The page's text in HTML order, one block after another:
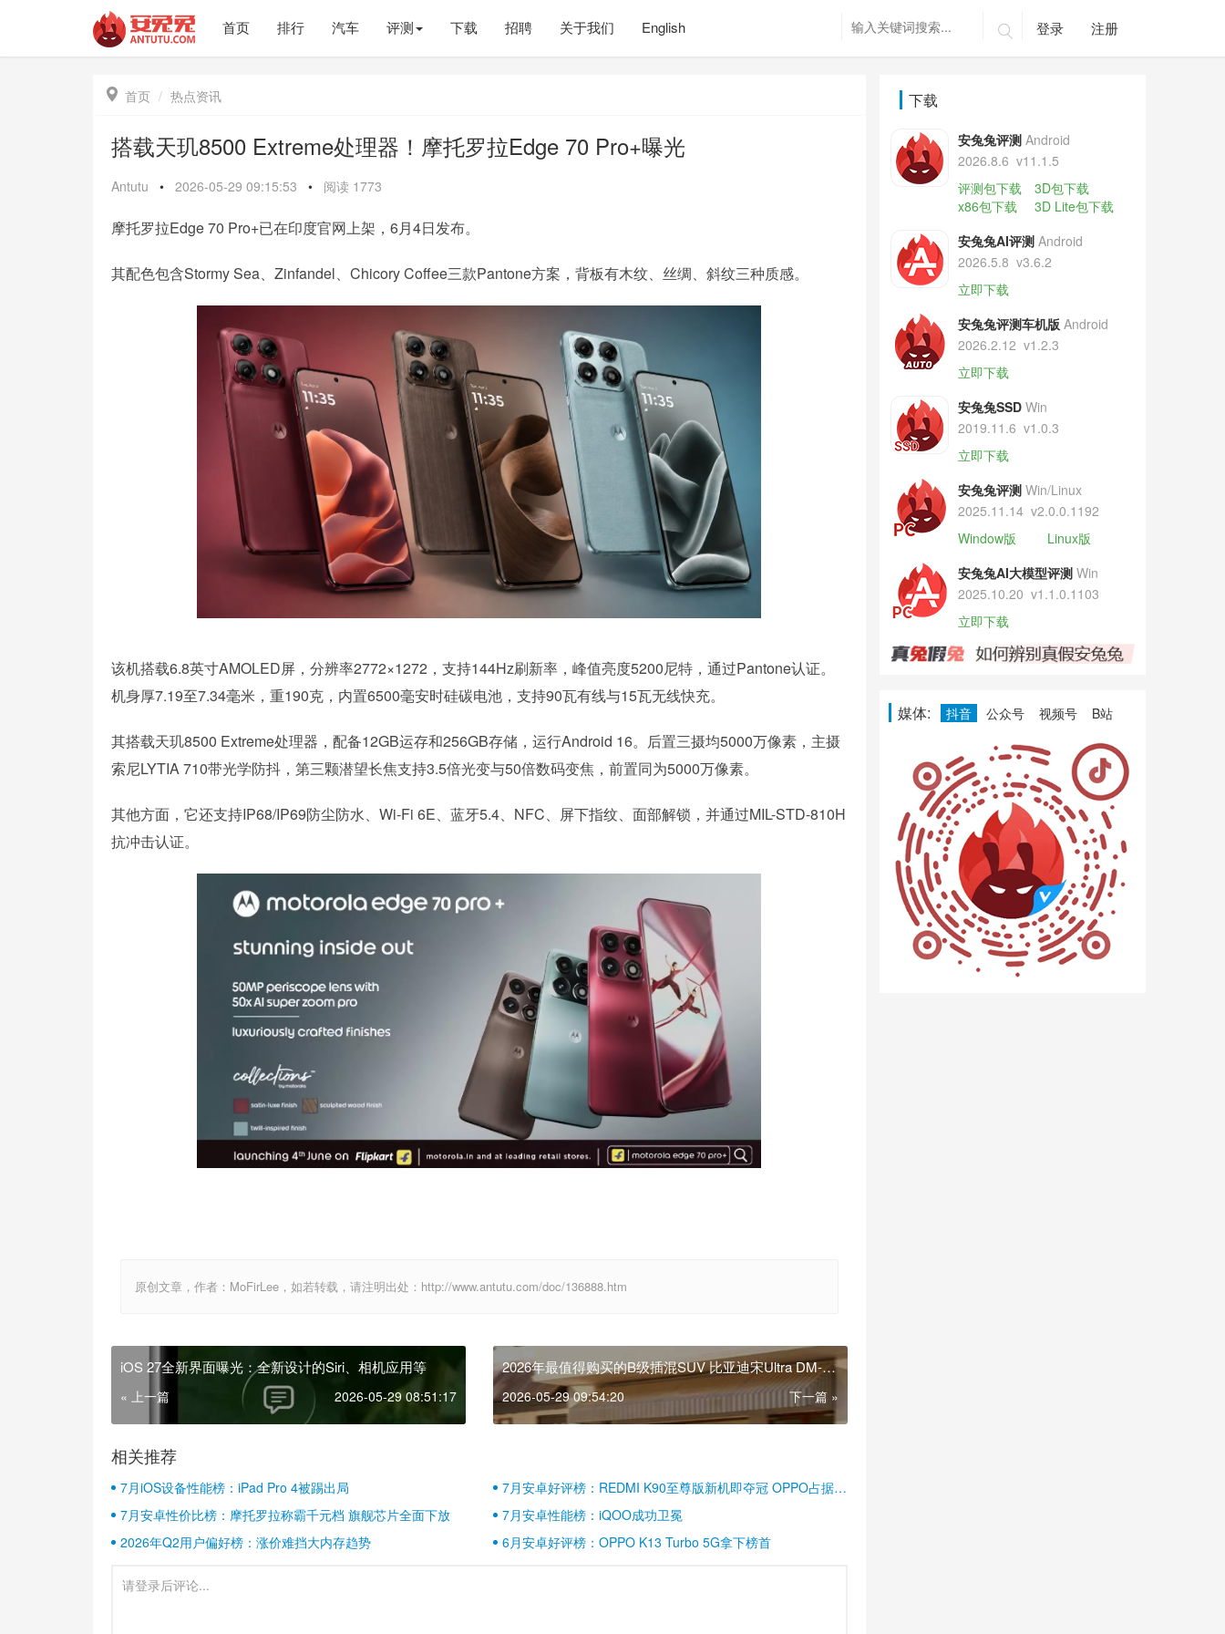
首页 排行 汽车 评测 下载 招聘 关于我们 English  登录 注册
 首页 热点资讯
搭载天玑8500 Extreme处理器！摩托罗拉Edge 70 Pro+曝光
Antutu • 2026-05-29 09:15:53 • 阅读 1773
摩托罗拉Edge 70 Pro+已在印度官网上架，6月4日发布。
其配色包含Stormy Sea、Zinfandel、Chicory Coffee三款Pantone方案，背板有木纹、丝绸、斜纹三种质感。
该机搭载6.8英寸AMOLED屏，分辨率2772×1272，支持144Hz刷新率，峰值亮度5200尼特，通过Pantone认证。
机身厚7.19至7.34毫米，重190克，内置6500毫安时硅碳电池，支持90瓦有线与15瓦无线快充。
其搭载天玑8500 Extreme处理器，配备12GB运存和256GB存储，运行Android 16。后置三摄均5000万像素，主摄
索尼LYTIA 710带光学防抖，第三颗潜望长焦支持3.5倍光变与50倍数码变焦，前置同为5000万像素。
其他方面，它还支持IP68/IP69防尘防水、Wi-Fi 6E、蓝牙5.4、NFC、屏下指纹、面部解锁，并通过MIL-STD-810H
抗冲击认证。
原创文章，作者：MoFirLee，如若转载，请注明出处：http://www.antutu.com/doc/136888.htm
iOS 27全新界面曝光：全新设计的Siri、相机应用等
« 上一篇 2026-05-29 08:51:17
2026年最值得购买的B级插混SUV 比亚迪宋Ultra DM-i
上市12.99万元起
2026-05-29 09:54:20 下一篇 »
相关推荐
7月iOS设备性能榜：iPad Pro 4被踢出局
7月安卓好评榜：REDMI K90至尊版新机即夺冠 OPPO占据半
壁江山
7月安卓性价比榜：摩托罗拉称霸千元档 旗舰芯片全面下放
7月安卓性能榜：iQOO成功卫冕
2026年Q2用户偏好榜：涨价难挡大内存趋势
6月安卓好评榜：OPPO K13 Turbo 5G拿下榜首
下载
安兔兔评测 Android
2026.8.6 v11.1.5
评测包下载
3D包下载
x86包下载
3D Lite包下载
安兔兔AI评测 Android
2026.5.8 v3.6.2
立即下载
安兔兔评测车机版 Android
2026.2.12 v1.2.3
立即下载
安兔兔SSD Win
2019.11.6 v1.0.3
立即下载
安兔兔评测 Win/Linux
2025.11.14 v2.0.0.1192
Window版
Linux版
安兔兔AI大模型评测 Win
2025.10.20 v1.1.0.1103
立即下载
媒体: 抖音 公众号 视频号 B站